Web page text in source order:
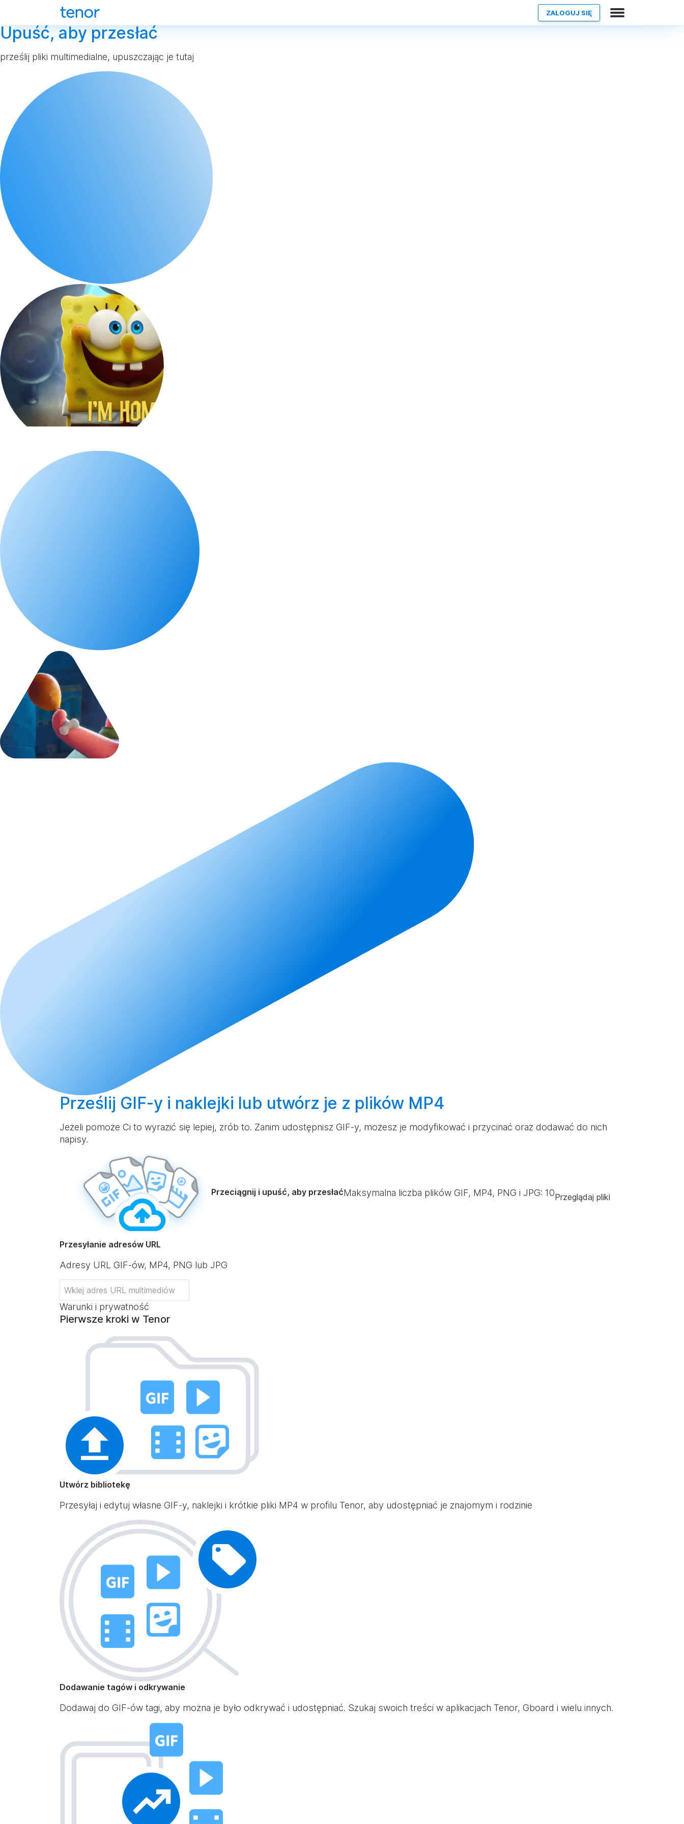
ZALOGUJ SIĘ
Upuść, aby przesłać
prześlij pliki multimedialne, upuszczając je tutaj
Prześlij GIF-y i naklejki lub utwórz je z plików MP4
Jeżeli pomoże Ci to wyrazić się lepiej, zrób to. Zanim udostępnisz GIF-y, możesz je modyfikować i przycinać oraz dodawać do nich
napisy.
Przeciągnij i upuść, aby przesłaćMaksymalna liczba plików GIF, MP4, PNG i JPG: 10Przeglądaj pliki
Przesyłanie adresów URL
Adresy URL GIF-ów, MP4, PNG lub JPG
Warunki i prywatność
Pierwsze kroki w Tenor
Utwórz bibliotekę
Przesyłaj i edytuj własne GIF-y, naklejki i krótkie pliki MP4 w profilu Tenor, aby udostępniać je znajomym i rodzinie
Dodawanie tagów i odkrywanie
Dodawaj do GIF-ów tagi, aby można je było odkrywać i udostępniać. Szukaj swoich treści w aplikacjach Tenor, Gboard i wielu innych.